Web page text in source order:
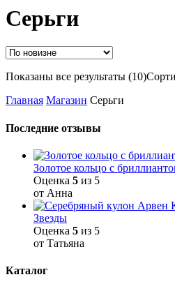
Серьги
Показаны все результаты (10)
Главная Магазин Серьги
Последние отзывы
Золотое кольцо с
Оценка 5 из 5
от Анна
Звезды
Оценка 5 из 5
от Татьяна
Каталог